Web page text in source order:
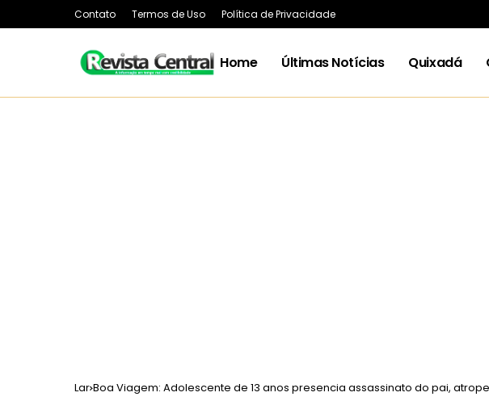
Contato Termos de Uso Política de Privacidade
Home Últimas Notícias Quixadá
Lar Boa Viagem: Adolescente de 13 anos presencia assassinato do pai,